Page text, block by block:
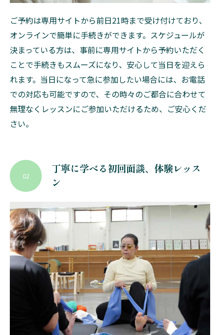
ご予約は専用サイトから前日21時まで受け付けており、
オンラインで簡単に手続きができます。スケジュールが
決まっている方は、事前に専用サイトから予約いただく
ことで手続きもスムーズになり、安心して当日を迎えら
れます。当日になって急に参加したい場合には、お電話
での対応も可能ですので、その時々のご都合に合わせて
無理なくレッスンにご参加いただけるため、ご安心くだ
さい。
丁寧に学べる初回面談、体験レッス
ン
02